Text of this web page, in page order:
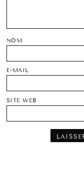
NOM
E-MAIL
SITE WEB